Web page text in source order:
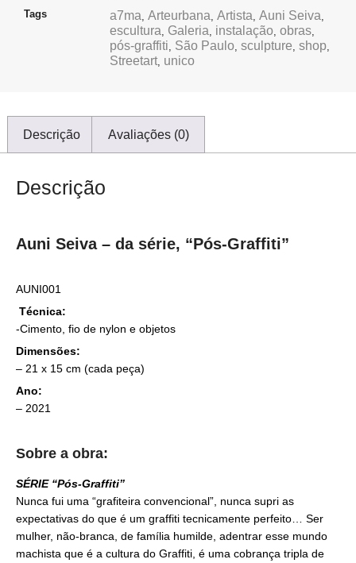
Tags a7ma, Arteurbana, Artista, Auni Seiva,
escultura, Galeria, instalação, obras,
pós-graffiti, São Paulo, sculpture, shop,
Streetart, unico
Descrição Avaliações (0)
Descrição
Auni Seiva – da série, “Pós-Graffiti”
AUNI001
Técnica:
-Cimento, fio de nylon e objetos
Dimensões:
– 21 x 15 cm (cada peça)
Ano:
– 2021
Sobre a obra:
SÉRIE “Pós-Graffiti”
Nunca fui uma “grafiteira convencional”, nunca supri as
expectativas do que é um graffiti tecnicamente perfeito… Ser
mulher, não-branca, de família humilde, adentrar esse mundo
machista que é a cultura do Graffiti, é uma cobrança tripla de